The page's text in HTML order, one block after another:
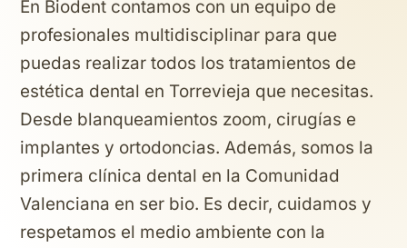
En Biodent contamos con un equipo de
profesionales multidisciplinar para que
puedas realizar todos los tratamientos de
estética dental en Torrevieja que necesitas.
Desde blanqueamientos zoom, cirugías e
implantes y ortodoncias. Además, somos la
primera clínica dental en la Comunidad
Valenciana en ser bio. Es decir, cuidamos y
respetamos el medio ambiente con la